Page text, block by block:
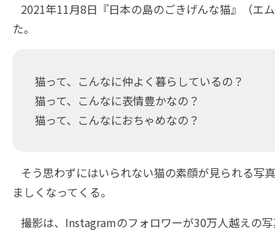
2021年11月8日『日本の島のごきげんな猫』（エ
た。
猫って、こんなに仲よく暮らしているの？
猫って、こんなに表情豊かなの？
猫って、こんなにおちゃめなの？
そう思わずにはいられない猫の素顔が見られる写
ましくなってくる。
撮影は、Instagramのフォロワーが30万人越えの